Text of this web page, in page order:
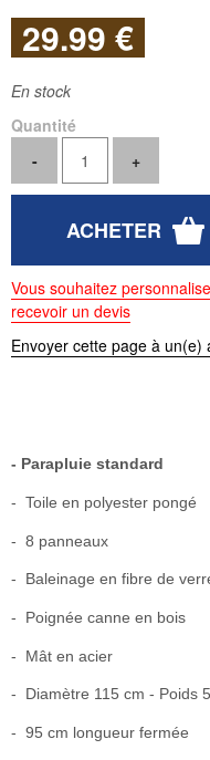
29.99 €
En stock
Quantité
Vous souhaitez
recevoir un devis
Envoyer cette page à un(e)
- Parapluie standard
- Toile en polyester pongé
- 8 panneaux
- Baleinage en fibre de
- Poignée canne en bois
- Mât en acier
- Diamètre 115 cm - Poids
- 95 cm longueur fermée